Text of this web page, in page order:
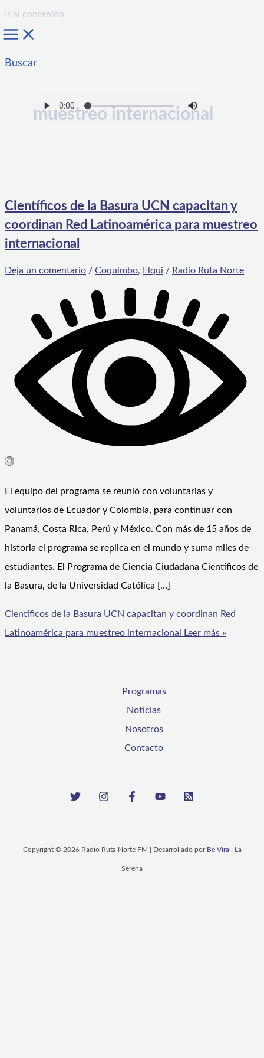
Ir al contenido
Buscar
muestreo internacional
Científicos de la Basura UCN capacitan y
coordinan Red Latinoamérica para muestreo
internacional
Deja un comentario / Coquimbo, Elqui / Radio Ruta Norte
El equipo del programa se reunió con voluntarias y
voluntarios de Ecuador y Colombia, para continuar con
Panamá, Costa Rica, Perú y México. Con más de 15 años de
historia el programa se replica en el mundo y suma miles de
estudiantes. El Programa de Ciencia Ciudadana Científicos de
la Basura, de la Universidad Católica […]
Científicos de la Basura UCN capacitan y coordinan Red
Latinoamérica para muestreo internacional
Leer más »
Programas
Noticias
Nosotros
Contacto
Copyright © 2026 Radio Ruta Norte FM | Desarrollado por Be Viral , La
Serena